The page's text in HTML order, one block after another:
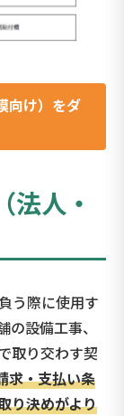
向け）をダ
法人・
う際に使用す
設備工事、
取り交わす契
求・支払い条
り決めがより